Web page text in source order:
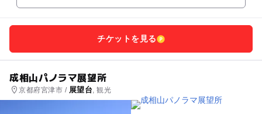
チケットを見る
成相山パノラマ展望所
京都府宮津市 / 展望台, 観光